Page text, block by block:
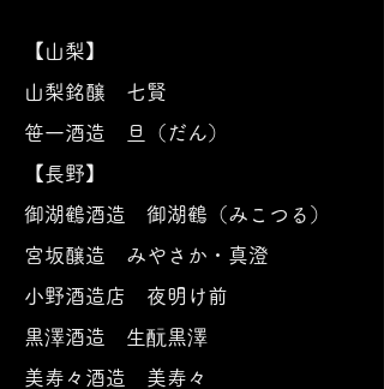
【山梨】
山梨銘醸 七賢
笹一酒造 旦（だん）
【長野】
御湖鶴酒造 御湖鶴（みこつる）
宮坂醸造 みやさか・真澄
小野酒造店 夜明け前
黒澤酒造 生酛黒澤
美寿々酒造 美寿々